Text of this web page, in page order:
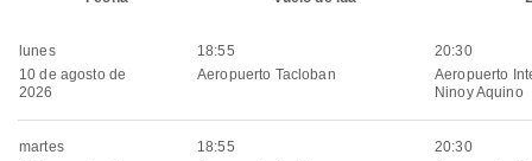
lunes
10 de agosto de
2026
18:55
Aeropuerto Tacloban
20:30
Aeropuerto
Ninoy Aquino
martes
18:55
20:30